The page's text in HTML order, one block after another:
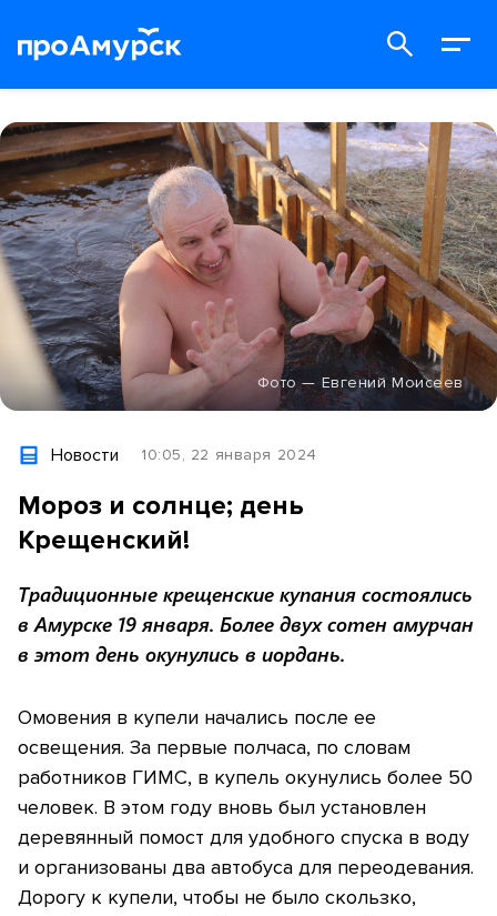
Фото — Евгений Моисеев
Новости 10:05, 22 января 2024
Мороз и солнце; день
Крещенский!
Традиционные крещенские купания состоялись
в Амурске 19 января. Более двух сотен амурчан
в этот день окунулись в иордань.
Омовения в купели начались после ее
освещения. За первые полчаса, по словам
работников ГИМС, в купель окунулись более 50
человек. В этом году вновь был установлен
деревянный помост для удобного спуска в воду
и организованы два автобуса для переодевания.
Дорогу к купели, чтобы не было скользко,